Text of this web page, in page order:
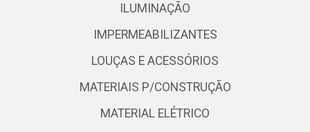
ILUMINAÇÃO
IMPERMEABILIZANTES
LOUÇAS E ACESSÓRIOS
MATERIAIS P/CONSTRUÇÃO
MATERIAL ELÉTRICO